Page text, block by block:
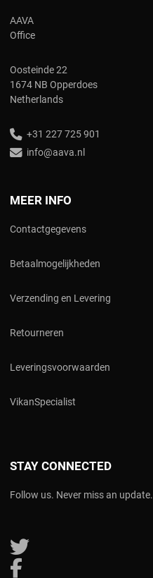
AAVA
Office
Oosteinde 22
1674 NB Opperdoes
Netherlands
+31 227 725 901
info@aava.nl
MEER INFO
Contactgegevens
Betaalmogelijkheden
Verzending en Levering
Retourneren
Leveringsvoorwaarden
VikanSpecialist
STAY CONNECTED
Follow us. Never miss an update.
Follow us on Twitter